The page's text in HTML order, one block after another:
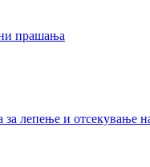
прашања
лепење и отсекување